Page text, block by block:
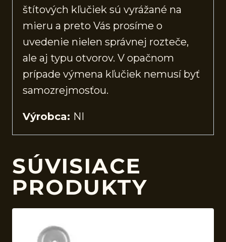
štítových kľučiek sú vyrážané na
mieru a preto Vás prosíme o
uvedenie nielen správnej rozteče,
ale aj typu otvorov. V opačnom
prípade výmena kľučiek nemusí byť
samozrejmosťou.
Výrobca: NI
SÚVISIACE
PRODUKTY